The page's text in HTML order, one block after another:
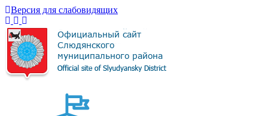
Версия для слабовидящих